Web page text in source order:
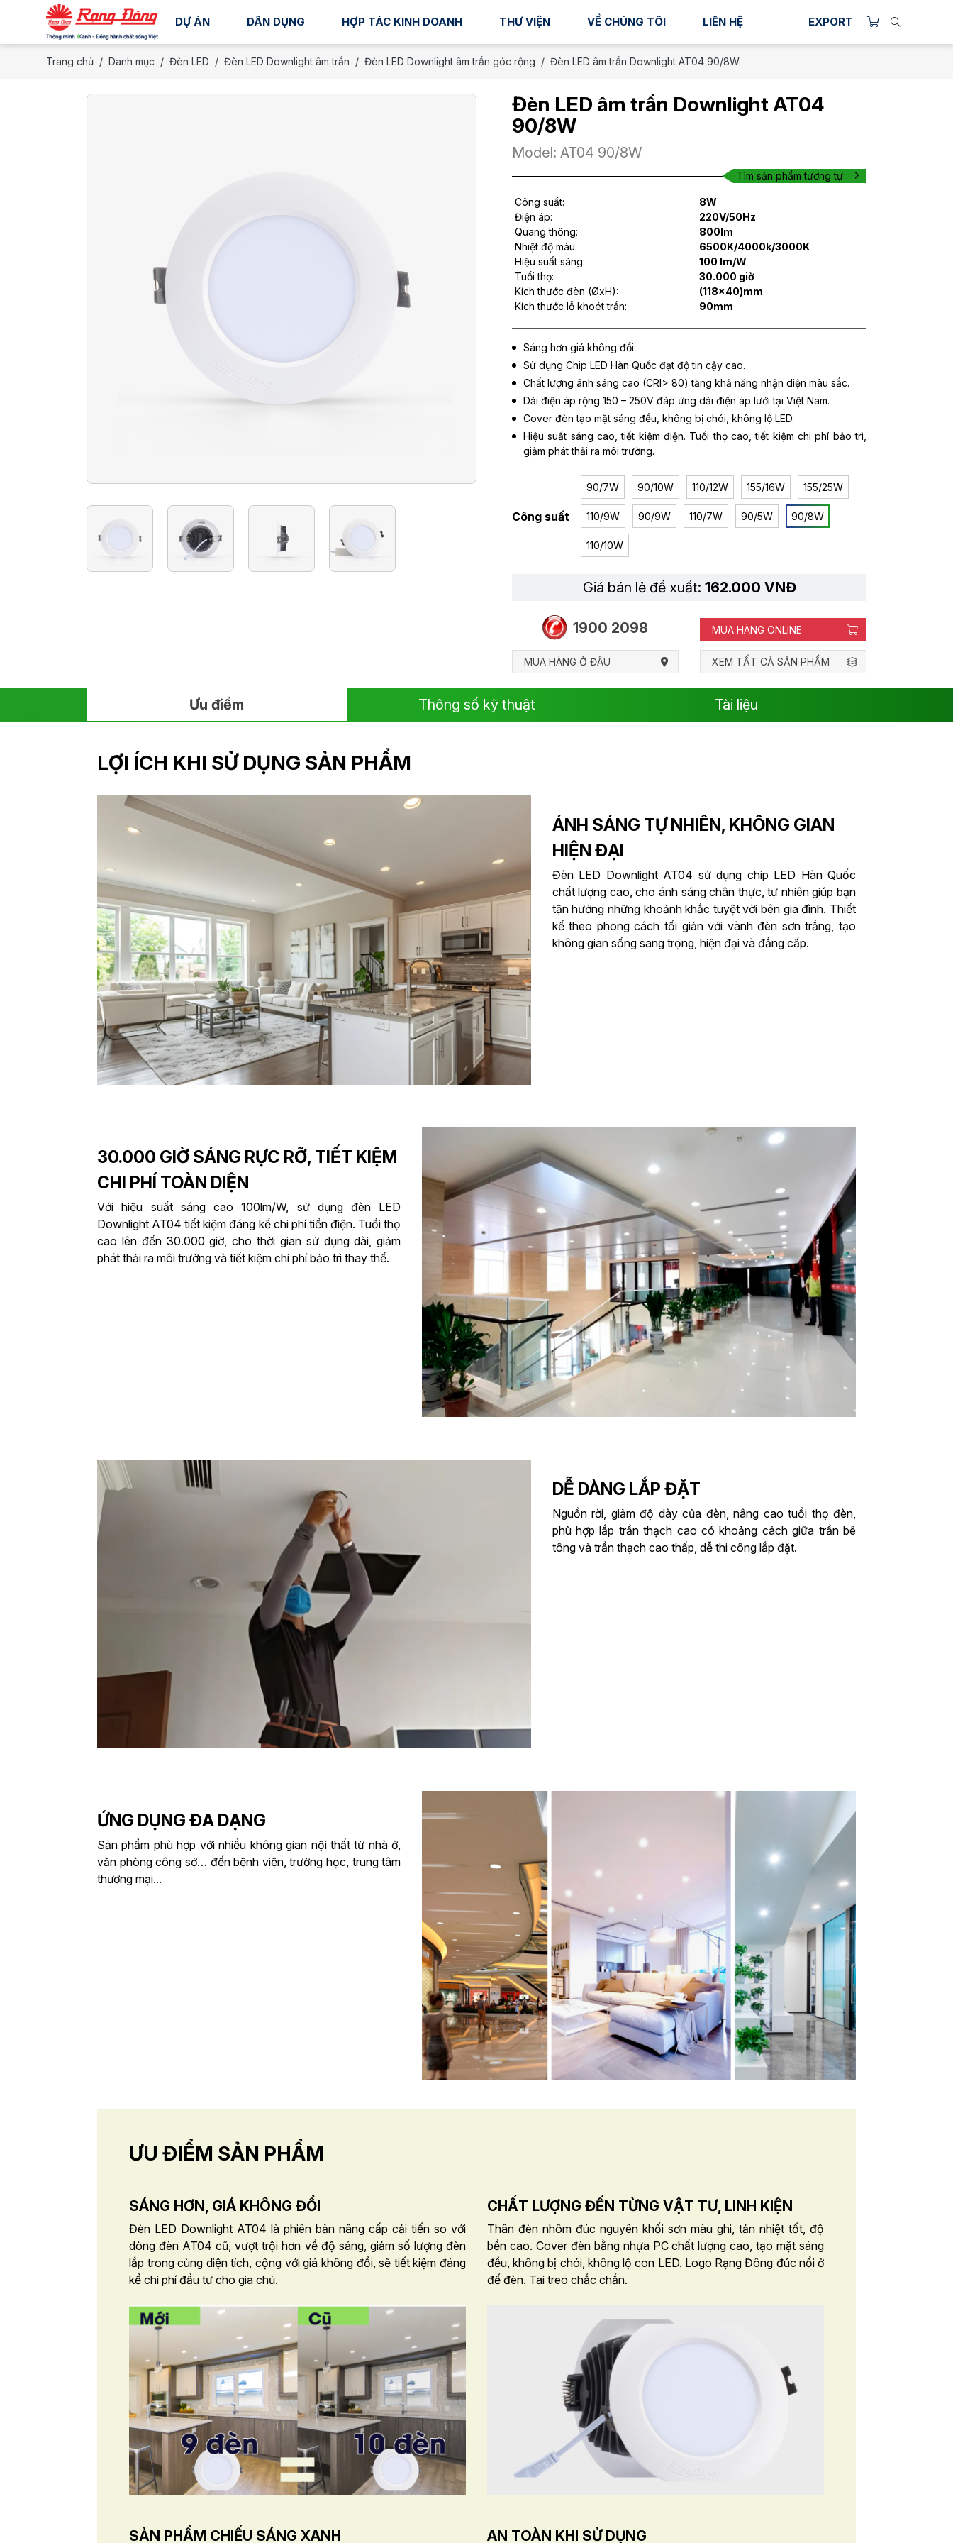
DỰ ÁN DÂN DỤNG HỢP TÁC KINH DOANH THƯ VIỆN VỀ CHÚNG TÔI LIÊN HỆ EXPORT
Trang chủ Danh mục Đèn LED Đèn LED Downlight âm trần Đèn LED Downlight âm trần góc rộng Đèn LED âm trần Downlight AT04 90/8W
Đèn LED âm trần Downlight AT04
90/8W
Model: AT04 90/8W
Tìm sản phẩm tương tự
Công suất:
8W
Điện áp:
220V/50Hz
Quang thông:
800lm
Nhiệt độ màu:
6500K/4000k/3000K
Hiệu suất sáng:
100 lm/W
Tuổi thọ:
30.000 giờ
Kích thước đèn (ØxH):
(118x40)mm
Kích thước lỗ khoét trần:
90mm
Sáng hơn giá không đổi.
Sử dụng Chip LED Hàn Quốc đạt độ tin cậy cao.
Chất lượng ánh sáng cao (CRI> 80) tăng khả năng nhận diện màu sắc.
Dải điện áp rộng 150 – 250V đáp ứng dải điện áp lưới tại Việt Nam.
Cover đèn tạo mặt sáng đều, không bị chói, không lộ LED.
Hiệu suất sáng cao, tiết kiệm điện. Tuổi thọ cao, tiết kiệm chi phí bảo trì,
giảm phát thải ra môi trường.
Công suất
90/7W 90/10W 110/12W 155/16W 155/25W
110/9W 90/9W 110/7W 90/5W 90/8W
110/10W
Giá bán lẻ đề xuất: 162.000 VNĐ
1900 2098 MUA HÀNG ONLINE
MUA HÀNG Ở ĐÂU XEM TẤT CẢ SẢN PHẨM
Ưu điểm Thông số kỹ thuật Tài liệu
LỢI ÍCH KHI SỬ DỤNG SẢN PHẨM
ÁNH SÁNG TỰ NHIÊN, KHÔNG GIAN
HIỆN ĐẠI
Đèn LED Downlight AT04 sử dụng chip LED Hàn Quốc
chất lượng cao, cho ánh sáng chân thực, tự nhiên giúp bạn
tận hưởng những khoảnh khắc tuyệt vời bên gia đình. Thiết
kế theo phong cách tối giản với vành đèn sơn trắng, tạo
không gian sống sang trọng, hiện đại và đẳng cấp.
30.000 GIỜ SÁNG RỰC RỠ, TIẾT KIỆM
CHI PHÍ TOÀN DIỆN
Với hiệu suất sáng cao 100lm/W, sử dụng đèn LED
Downlight AT04 tiết kiệm đáng kể chi phí tiền điện. Tuổi thọ
cao lên đến 30.000 giờ, cho thời gian sử dụng dài, giảm
phát thải ra môi trường và tiết kiệm chi phí bảo trì thay thế.
DỄ DÀNG LẮP ĐẶT
Nguồn rời, giảm độ dày của đèn, nâng cao tuổi thọ đèn,
phù hợp lắp trần thạch cao có khoảng cách giữa trần bê
tông và trần thạch cao thấp, dễ thi công lắp đặt.
ỨNG DỤNG ĐA DẠNG
Sản phẩm phù hợp với nhiều không gian nội thất từ nhà ở,
văn phòng công sở… đến bệnh viện, trường học, trung tâm
thương mại...
ƯU ĐIỂM SẢN PHẨM
SÁNG HƠN, GIÁ KHÔNG ĐỔI
Đèn LED Downlight AT04 là phiên bản nâng cấp cải tiến so với
dòng đèn AT04 cũ, vượt trội hơn về độ sáng, giảm số lượng đèn
lắp trong cùng diện tích, cộng với giá không đổi, sẽ tiết kiệm đáng
kể chi phí đầu tư cho gia chủ.
CHẤT LƯỢNG ĐẾN TỪNG VẬT TƯ, LINH KIỆN
Thân đèn nhôm đúc nguyên khối sơn màu ghi, tản nhiệt tốt, độ
bền cao. Cover đèn bằng nhựa PC chất lượng cao, tạo mặt sáng
đều, không bị chói, không lộ con LED. Logo Rạng Đông đúc nổi ở
đế đèn. Tai treo chắc chắn.
SẢN PHẨM CHIẾU SÁNG XANH AN TOÀN KHI SỬ DỤNG